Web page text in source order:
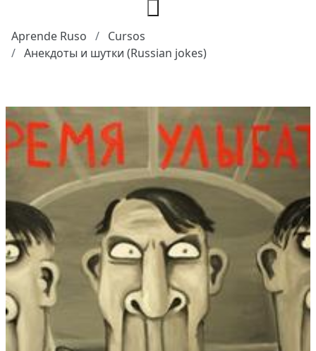
Aprende Ruso
Cursos
Анекдоты и шутки (Russian jokes)